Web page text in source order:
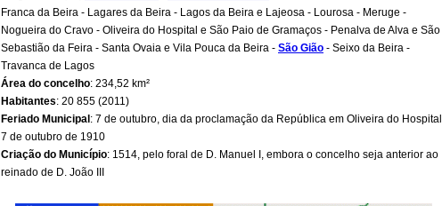
Franca da Beira - Lagares da Beira - Lagos da Beira e Lajeosa - Lourosa - Meruge -
Nogueira do Cravo - Oliveira do Hospital e São Paio de Gramaços - Penalva de Alva e São
Sebastião da Feira - Santa Ovaia e Vila Pouca da Beira - São Gião - Seixo da Beira -
Travanca de Lagos
Área do concelho: 234,52 km²
Habitantes: 20 855 (2011)
Feriado Municipal: 7 de outubro, dia da proclamação da República em Oliveira do Hospital,
7 de outubro de 1910
Criação do Município: 1514, pelo foral de D. Manuel I, embora o concelho seja anterior ao
reinado de D. João III